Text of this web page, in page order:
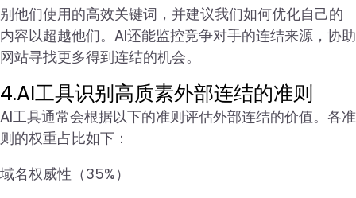
别他们使用的高效关键词，并建议我们如何优化自己的
内容以超越他们。AI还能监控竞争对手的连结来源，协助
网站寻找更多得到连结的机会。
4.AI工具识别高质素外部连结的准则
AI工具通常会根据以下的准则评估外部连结的价值。各准
则的权重占比如下：
域名权威性（35%）